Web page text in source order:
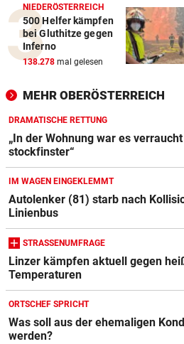
NIEDERÖSTERREICH
500 Helfer kämpfen
bei Gluthitze gegen
Inferno
138.278 mal gelesen
MEHR OBERÖSTERREICH
DRAMATISCHE RETTUNG
„In der Wohnung war es
stockfinster“
IM WAGEN EINGEKLEMMT
Autolenker (81) starb nach
Linienbus
STRASSENUMFRAGE
Linzer kämpfen aktuell gegen
Temperaturen
ORTSCHEF SPRICHT
Was soll aus der ehemaligen
werden?